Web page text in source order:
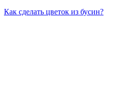
Как сделать цветок из бусин?